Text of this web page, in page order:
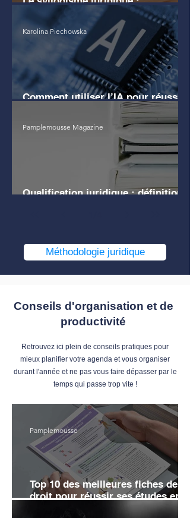
définition, exemples clairs
Comment utiliser l’IA pour réussir
son commentaire d'arrêt ?
Karolina Piechowska
Qualification juridique : définition,
Pamplemousse Magazine
Méthodologie juridique
Conseils d'organisation et de
productivité
Retrouvez ici plein de conseils pratiques pour
mieux planifier votre agenda et vous organiser
durant l'année et ne pas vous faire dépasser par le
temps qui passe trop vite !
Top 10 des meilleures fiches de
droit pour réussir ses études en
Pamplemousse